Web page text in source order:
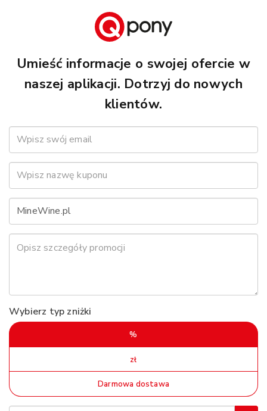
Umieść informacje o swojej ofercie w
naszej aplikacji. Dotrzyj do nowych
klientów.
Wybierz typ zniżki
%
zł
Darmowa dostawa